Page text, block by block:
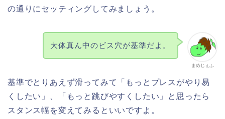
の通りにセッティングしてみましょう。
まめじぇふ
大体真ん中のビス穴が基準だよ。
基準でとりあえず滑ってみて「もっとプレスがやり易
くしたい」、「もっと跳びやすくしたい」と思ったら
スタンス幅を変えてみるといいですよ。